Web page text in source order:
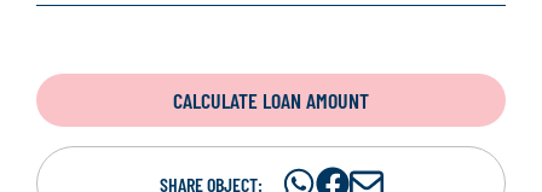
CALCULATE LOAN AMOUNT
SHARE OBJECT: ShareShare
S